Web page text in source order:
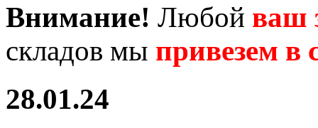
Внимание! Любой ваш
складов мы привезем в
28.01.24